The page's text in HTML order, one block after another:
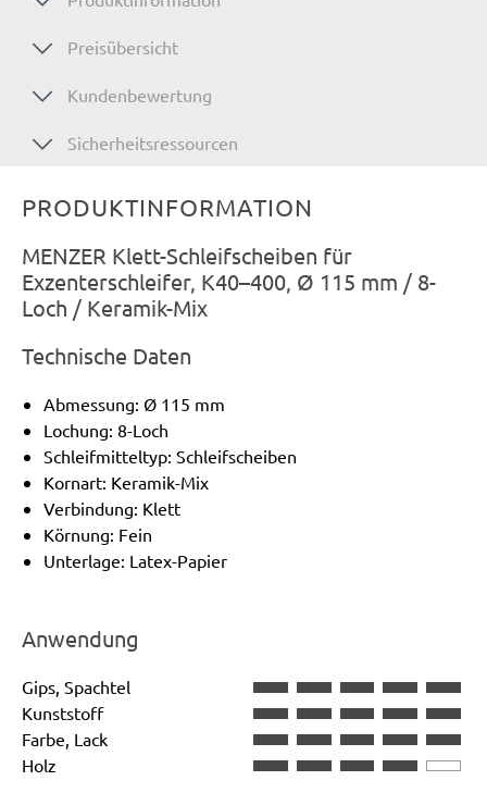
Preisübersicht
Kundenbewertung
Sicherheitsressourcen
PRODUKTINFORMATION
MENZER Klett-Schleifscheiben für
Exzenterschleifer, K40–400, Ø 115 mm / 8-
Loch / Keramik-Mix
Technische Daten
Abmessung: Ø 115 mm
Lochung: 8-Loch
Schleifmitteltyp: Schleifscheiben
Kornart: Keramik-Mix
Verbindung: Klett
Körnung: Fein
Unterlage: Latex-Papier
Anwendung
Gips, Spachtel
Kunststoff
Farbe, Lack
Holz